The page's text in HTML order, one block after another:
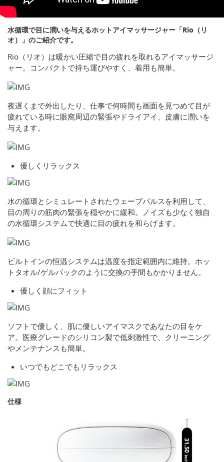
水循環で目に潤いを与えるホットアイマッサージャー「Rio（リ
オ）」のご紹介です。
Rio（リオ）は暖かい圧縮で目の疲れを取れるアイマッサージ
ャー。コンパクトで持ち運びやすく、着用も簡単。
夜遅くまで外出したり、仕事で何時間も画面を見つめて目が
疲れている時に眼窩周辺の緊張やドライアイ、皮膚に潤いを
与えます。
優しくリラックス
水の循環とシミュレートされたウェーブパルスを利用して、
目の周りの筋肉の緊張を穏やかに緩和。ノイズも少なく独自
の水循環システムで快適に目の疲れを和らげます。
ビルトインの恒温システムは温度を指定範囲内に維持。ホッ
トタオル/ゲルパックのように交換の手間もかかりません。
優しく顔にフィット
ソフトで優しく、肌に優しいアイマスクであなたの目をケ
ア。医療グレードのシリコン製で低刺激性で、クリーニング
やメンテナンスも簡単。
いつでもどこでもリラックス
仕様